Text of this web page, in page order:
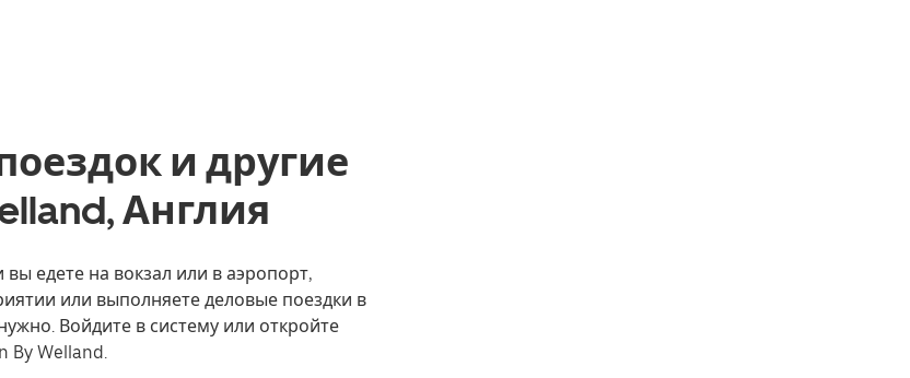
и другие
Англия
едете на вокзал или в аэропорт,
или выполняете деловые поездки в
Войдите в систему или откройте
By Welland.